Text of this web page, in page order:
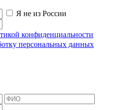
Я не из России
конфиденциальности
персональных данных